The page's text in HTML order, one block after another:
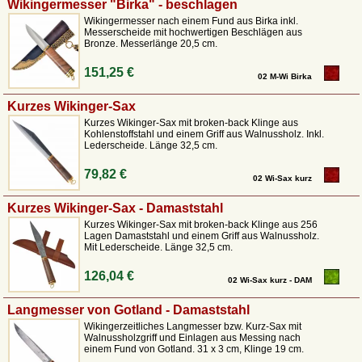
Kompakte Größen– für einfache Mitführung am Gürtel
Vielseitigkeit– sowohl für Essensvorbereitung, Handwerk als
auch Lageralltag geeignet
Unser Onlineshop bietet Euch eine sorgfältige Auswahl an
Wikingermessern, dieauf Fundstücken aus Skandinavien und
Nordeuropa basieren. Jedes Messer ist eine detailgetreue Replik, die
historische Genauigkeit mit heutiger Praktikabilität verbindet. Alle Messer
sind so konzipiert, dass siefunktional, langlebig und gleichzeitig
historisch korrekt
Wikingerzeit optimal ergänzen.
Wikingermesser "Birka" - beschlagen
Wikingermesser nach einem Fund aus Birka inkl.
Messerscheide mit hochwertigen Beschlägen aus
Bronze. Messerlänge 20,5 cm.
151,25 € 02 M-Wi Birka
Kurzes Wikinger-Sax
Kurzes Wikinger-Sax mit broken-back Klinge aus
Kohlenstoffstahl und einem Griff aus Walnussholz. Inkl.
Lederscheide. Länge 32,5 cm.
79,82 € 02 Wi-Sax kurz
Kurzes Wikinger-Sax - Damaststahl
Kurzes Wikinger-Sax mit broken-back Klinge aus 256
Lagen Damaststahl und einem Griff aus Walnussholz.
Mit Lederscheide. Länge 32,5 cm.
126,04 € 02 Wi-Sax kurz - DAM
Langmesser von Gotland - Damaststahl
Wikingerzeitliches Langmesser bzw. Kurz-Sax mit
Walnussholzgriff und Einlagen aus Messing nach
einem Fund von Gotland. 31 x 3 cm, Klinge 19 cm.